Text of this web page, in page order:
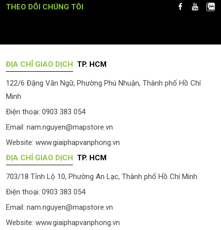
THEO DÕI CHÚNG TÔI
ĐỊA CHỈ GIAO DỊCH TP. HCM
122/6 Đặng Văn Ngữ, Phường Phú Nhuận, Thành phố Hồ Chí
Minh
Điện thoại: 0903 383 054
Email: nam.nguyen@mapstore.vn
Website: www.giaiphapvanphong.vn
ĐỊA CHỈ GIAO DỊCH TP. HCM
703/18 Tỉnh Lộ 10, Phường An Lạc, Thành phố Hồ Chí Minh
Điện thoại: 0903 383 054
Email: nam.nguyen@mapstore.vn
Website: www.giaiphapvanphong.vn